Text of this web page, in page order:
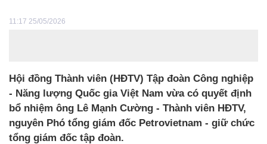
11:17 25/05/2026
Hội đồng Thành viên (HĐTV) Tập đoàn Công nghiệp
- Năng lượng Quốc gia Việt Nam vừa có quyết định
bổ nhiệm ông Lê Mạnh Cường - Thành viên HĐTV,
nguyên Phó tổng giám đốc Petrovietnam - giữ chức
tổng giám đốc tập đoàn.